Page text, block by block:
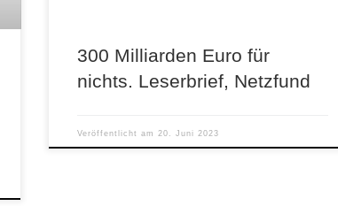
300 Milliarden Euro für
nichts. Leserbrief, Netzfund
Veröffentlicht am 20. Juni 2023